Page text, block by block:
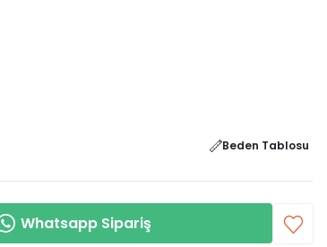
Beden Tablosu
Whatsapp Sipariş